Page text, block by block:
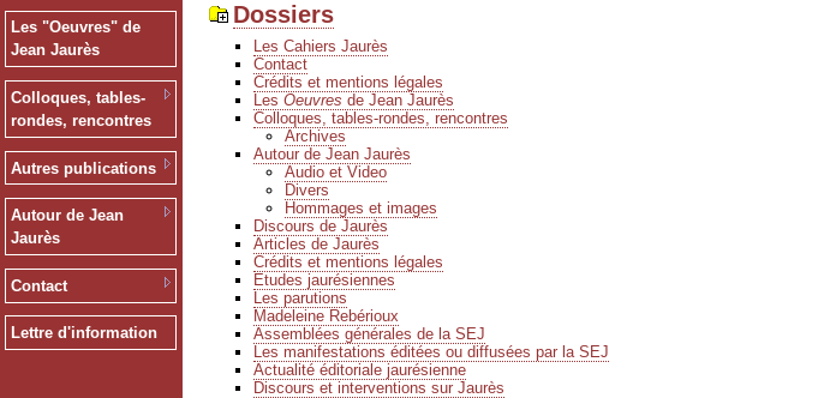
Les "Oeuvres" de
Jean Jaurès
Colloques, tables-
rondes, rencontres
Autres publications
Autour de Jean
Jaurès
Contact
Lettre d'information
Dossiers
Les Cahiers Jaurès
Contact
Crédits et mentions légales
Les Oeuvres de Jean Jaurès
Colloques, tables-rondes, rencontres
Archives
Autour de Jean Jaurès
Audio et Video
Divers
Hommages et images
Discours de Jaurès
Articles de Jaurès
Crédits et mentions légales
Etudes jaurésiennes
Les parutions
Madeleine Rebérioux
Assemblées générales de la SEJ
Les manifestations éditées ou diffusées par la SEJ
Actualité éditoriale jaurésienne
Discours et interventions sur Jaurès